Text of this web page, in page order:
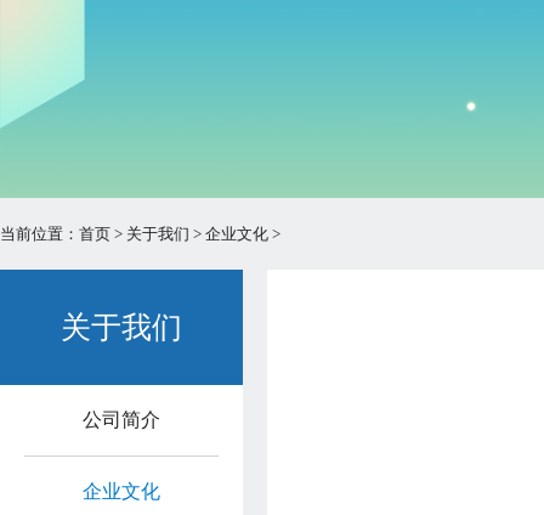
当前位置： 首页 > 关于我们 > 企业文化 >
关于我们
公司简介
企业文化